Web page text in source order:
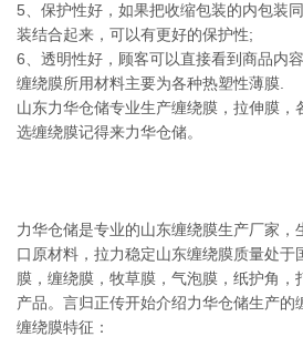
5、保护性好，如果把收缩包装的内包装
装结合起来，可以有更好的保护性;
6、透明性好，顾客可以直接看到商品内
缠绕膜所用材料主要为各种热塑性薄膜.
山东力华仓储专业生产缠绕膜，拉伸膜，
选缠绕膜记得来力华仓储。
力华仓储是专业的山东缠绕膜生产厂家，
口原材料，拉力稳定山东缠绕膜质量处于
膜，缠绕膜，牧草膜，气泡膜，纸护角，
产品。言归正传开始介绍力华仓储生产的
缠绕膜特征：